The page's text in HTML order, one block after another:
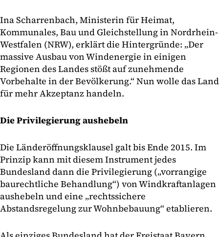
Ina Scharrenbach, Ministerin für Heimat,
Kommunales, Bau und Gleichstellung in Nordrhein-
Westfalen (NRW), erklärt die Hintergründe: „Der
massive Ausbau von Windenergie in einigen
Regionen des Landes stößt auf zunehmende
Vorbehalte in der Bevölkerung.“ Nun wolle das Land
für mehr Akzeptanz handeln.
Die Privilegierung aushebeln
Die Länderöffnungsklausel galt bis Ende 2015. Im
Prinzip kann mit diesem Instrument jedes
Bundesland dann die Privilegierung („vorrangige
baurechtliche Behandlung“) von Windkraftanlagen
aushebeln und eine „rechtssichere
Abstandsregelung zur Wohnbebauung“ etablieren.